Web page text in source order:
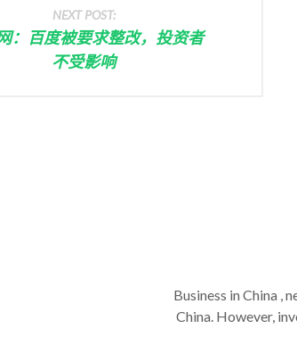
NEXT POST:
：百度被要求整改，投资者
不受影响
Business in China ,
China. However,